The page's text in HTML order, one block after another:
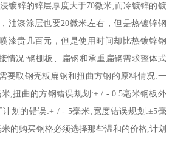
镀锌的锌层厚度大于70微米,而冷镀锌的镀
油漆涂层也要20微米左右，但是热镀锌钢
漆贵几百元，但是使用时间却比热镀锌钢
情况:钢栅板、扁钢和承重扁钢需求整体式
要取钢壳板扁钢和扭曲方钢的原料情况:一
,扭曲的方钢错误规划:+ / - 0.5毫米钢板外
划的错误:+ / - 5毫米;宽度错误规划:±5毫
的购买钢格必须选择那些温和的价格,计划